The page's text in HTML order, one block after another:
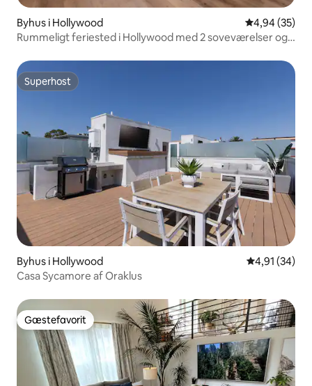
Byhus i Hollywood 4,94 ud af 5 i
4,94 (35)
Rummeligt feriested i Hollywood med 2 soveværelser og
Superhost
Superhost
Byhus i Hollywood 4,91 ud af 5
4,91 (34)
Casa Sycamore af Oraklus
Gæstefavorit
Gæstefavorit